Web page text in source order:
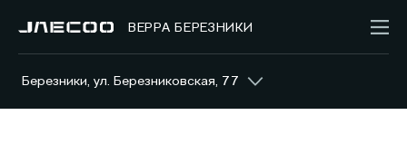
ВЕРРА БЕРЕЗНИКИ
Березники, ул. Березниковская, 77